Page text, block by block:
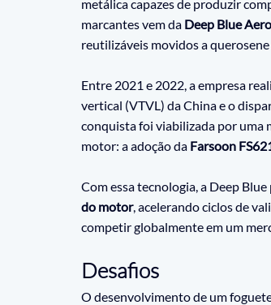
metálica capazes de produzir
marcantes vem da Deep Blue
reutilizáveis movidos a
Entre 2021 e 2022, a empresa
vertical (VTVL) da China e o
conquista foi viabilizada por uma
motor: a adoção da Farsoon
Com essa tecnologia, a Deep
do motor, acelerando ciclos de
competir globalmente em um
Desafios
O desenvolvimento de um